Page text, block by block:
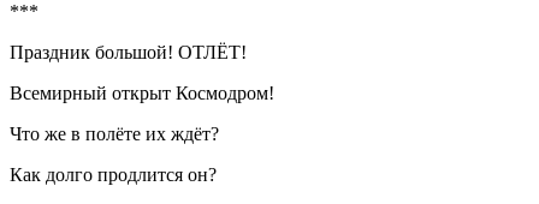
***
Праздник большой! ОТЛЁТ!
Всемирный открыт Космодром!
Что же в полёте их ждёт?
Как долго продлится он?